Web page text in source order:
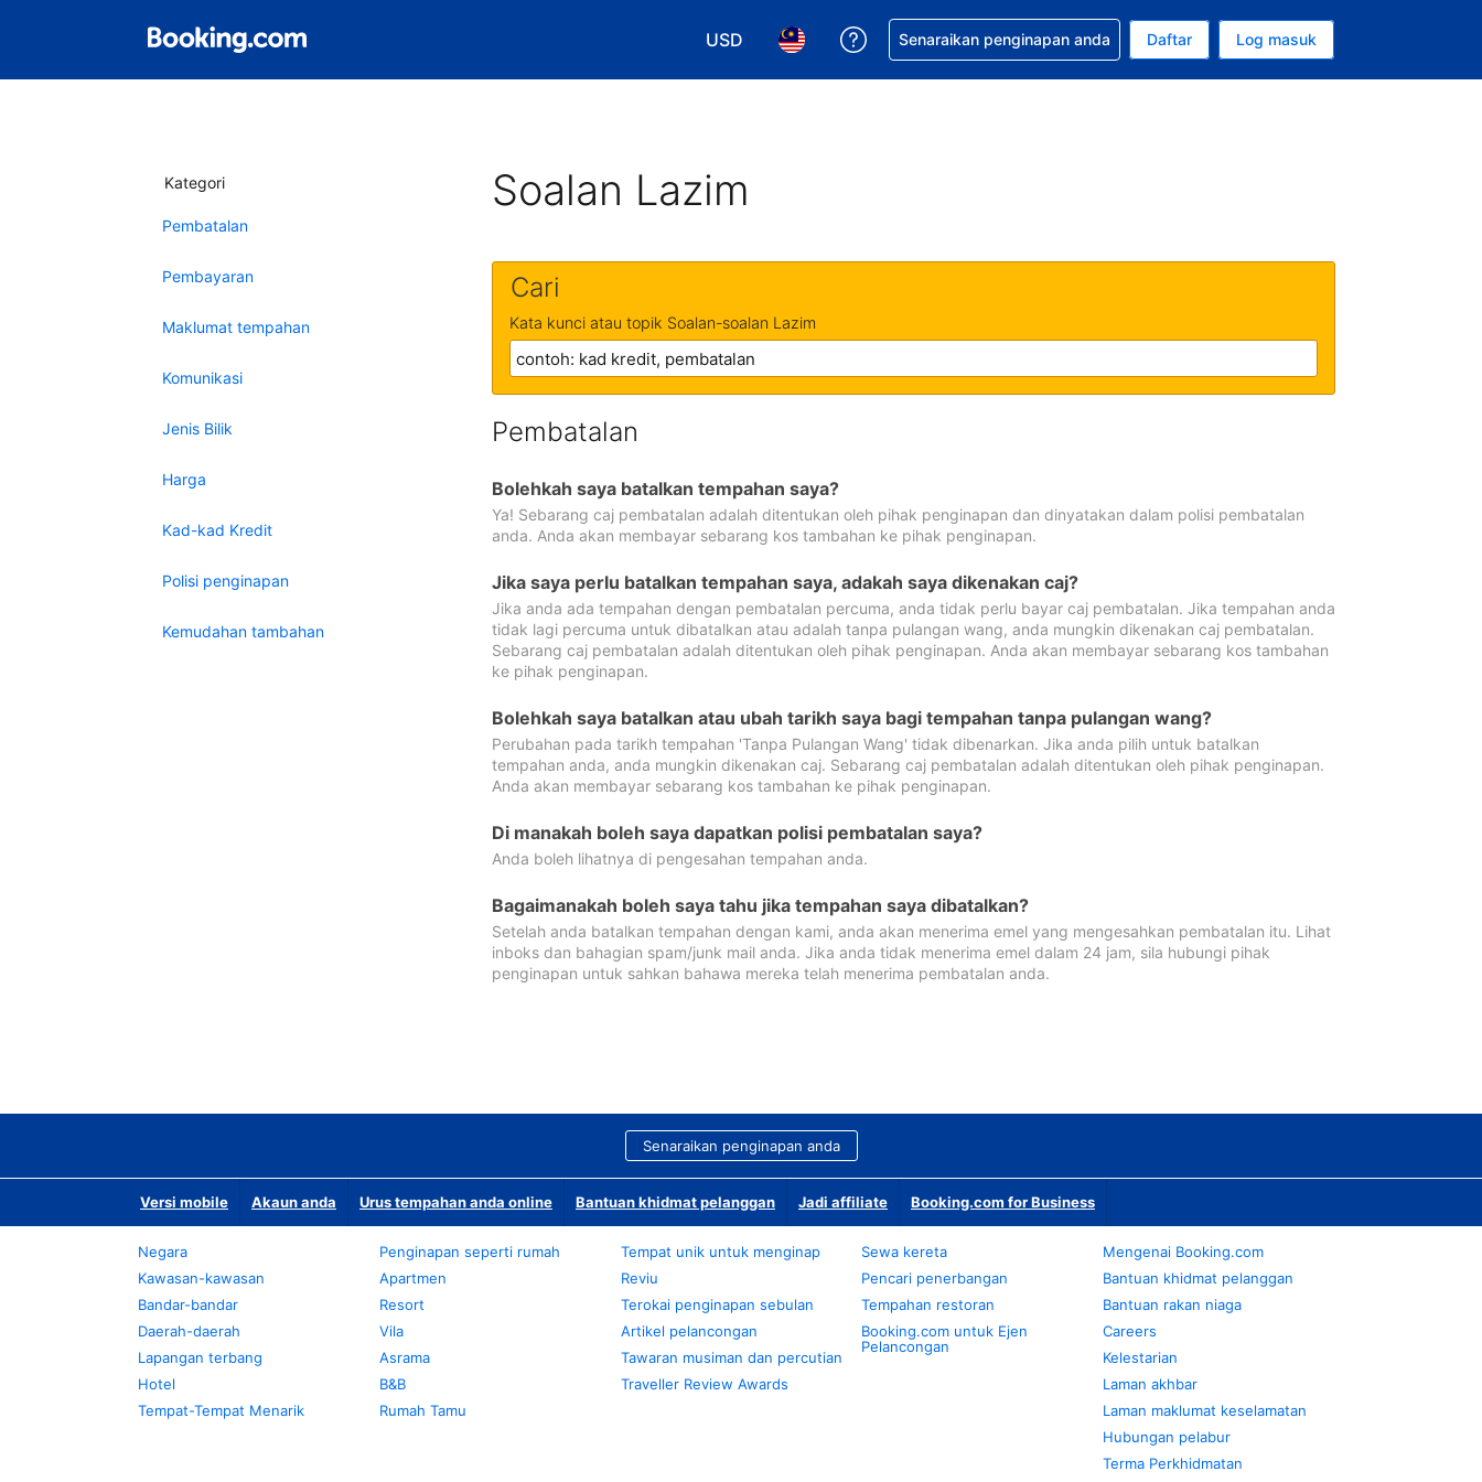
USD
Pilih mata wang anda. Mata wang semasa anda adalah Dolar A.S.
Pilih bahasa anda. Bahasa semasa anda adalah Bahasa Malaysia
Dapatkan bantuan bagi tempahan anda
Senaraikan penginapan anda Daftar Log masuk
Kategori
Pembatalan
Pembayaran
Maklumat tempahan
Komunikasi
Jenis Bilik
Harga
Kad-kad Kredit
Polisi penginapan
Kemudahan tambahan
Soalan Lazim
Cari
Kata kunci atau topik Soalan-soalan Lazim
Pembatalan
Bolehkah saya batalkan tempahan saya?
Ya! Sebarang caj pembatalan adalah ditentukan oleh pihak penginapan dan dinyatakan dalam polisi pembatalan
anda. Anda akan membayar sebarang kos tambahan ke pihak penginapan.
Jika saya perlu batalkan tempahan saya, adakah saya dikenakan caj?
Jika anda ada tempahan dengan pembatalan percuma, anda tidak perlu bayar caj pembatalan. Jika tempahan anda
tidak lagi percuma untuk dibatalkan atau adalah tanpa pulangan wang, anda mungkin dikenakan caj pembatalan.
Sebarang caj pembatalan adalah ditentukan oleh pihak penginapan. Anda akan membayar sebarang kos tambahan
ke pihak penginapan.
Bolehkah saya batalkan atau ubah tarikh saya bagi tempahan tanpa pulangan wang?
Perubahan pada tarikh tempahan 'Tanpa Pulangan Wang' tidak dibenarkan. Jika anda pilih untuk batalkan
tempahan anda, anda mungkin dikenakan caj. Sebarang caj pembatalan adalah ditentukan oleh pihak penginapan.
Anda akan membayar sebarang kos tambahan ke pihak penginapan.
Di manakah boleh saya dapatkan polisi pembatalan saya?
Anda boleh lihatnya di pengesahan tempahan anda.
Bagaimanakah boleh saya tahu jika tempahan saya dibatalkan?
Setelah anda batalkan tempahan dengan kami, anda akan menerima emel yang mengesahkan pembatalan itu. Lihat
inboks dan bahagian spam/junk mail anda. Jika anda tidak menerima emel dalam 24 jam, sila hubungi pihak
penginapan untuk sahkan bahawa mereka telah menerima pembatalan anda.
Senaraikan penginapan anda
Versi mobile Akaun anda Urus tempahan anda online Bantuan khidmat pelanggan Jadi affiliate Booking.com for Business
Negara
Kawasan-kawasan
Bandar-bandar
Daerah-daerah
Lapangan terbang
Hotel
Tempat-Tempat Menarik
Penginapan seperti rumah
Apartmen
Resort
Vila
Asrama
B&B
Rumah Tamu
Tempat unik untuk menginap
Reviu
Terokai penginapan sebulan
Artikel pelancongan
Tawaran musiman dan percutian
Traveller Review Awards
Sewa kereta
Pencari penerbangan
Tempahan restoran
Booking.com untuk Ejen
Pelancongan
Mengenai Booking.com
Bantuan khidmat pelanggan
Bantuan rakan niaga
Careers
Kelestarian
Laman akhbar
Laman maklumat keselamatan
Hubungan pelabur
Terma Perkhidmatan